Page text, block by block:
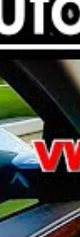
du
concerne pas
de trajets vers
la
tendance
En 2025, les
des
pour
graves d’un